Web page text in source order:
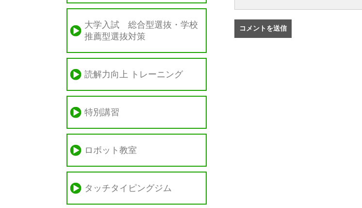
大学入試 総合型選抜・学校
推薦型選抜対策
読解力向上 トレーニング
特別講習
ロボット教室
タッチタイピングジム